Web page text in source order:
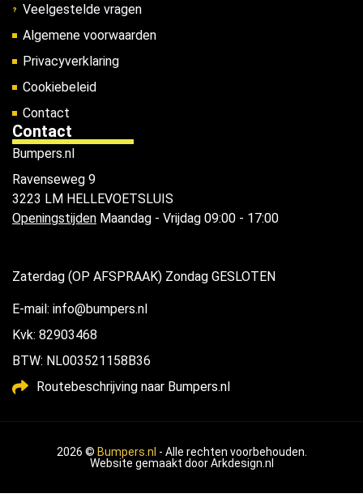
Veelgestelde vragen
Algemene voorwaarden
Privacyverklaring
Cookiebeleid
Contact
Contact
Bumpers.nl
Ravenseweg 9
3223 LM HELLEVOETSLUIS
Openingstijden Maandag - Vrijdag 09:00 - 17:00
Zaterdag (OP AFSPRAAK) Zondag GESLOTEN
E-mail: info@bumpers.nl
Kvk: 82903468
BTW: NL003521158B36
Routebeschrijving naar Bumpers.nl
2026 © Bumpers.nl - Alle rechten voorbehouden.
Website gemaakt doorArkdesign.nl